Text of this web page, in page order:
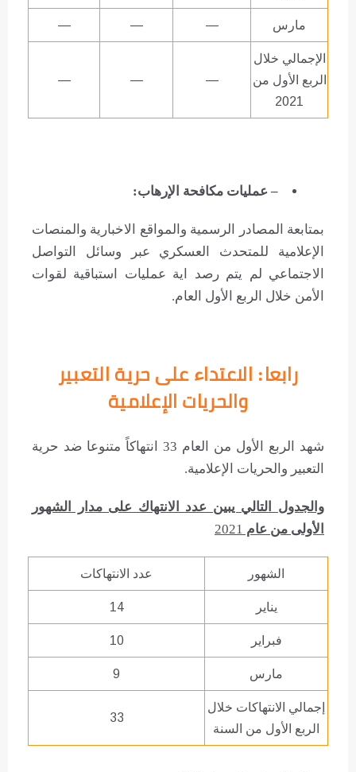
مارس —
—
—
الإجمالي خلال
الربع الأول من
2021
—
—
—
– عمليات مكافحة الإرهاب:
بمتابعة المصادر الرسمية والمواقع الاخبارية والمنصات
الإعلامية للمتحدث العسكري عبر وسائل التواصل
الاجتماعي لم يتم رصد اية عمليات استباقية لقوات
الأمن خلال الربع الأول العام.
رابعا: الاعتداء على حرية التعبير
والحريات الإعلامية
شهد الربع الأول من العام 33 انتهاكاً متنوعا ضد حرية
التعبير والحريات الإعلامية.
والجدول التالي يبين عدد الانتهاك على مدار الشهور
الأولى من عام 2021
الشهور عدد الانتهاكات
يناير 14
فبراير 10
مارس 9
إجمالي الانتهاكات خلال
الربع الأول من السنة
33